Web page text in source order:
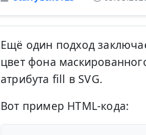
Ещё один подход
цвет фона
атрибута fill в SVG.
Вот пример HTML-кода: